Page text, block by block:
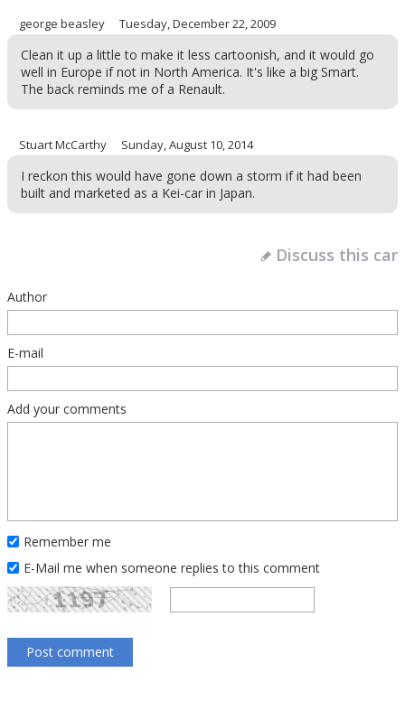
george beasley Tuesday, December 22, 2009
Clean it up a little to make it less cartoonish, and it would go
well in Europe if not in North America. It's like a big Smart.
The back reminds me of a Renault.
Stuart McCarthy Sunday, August 10, 2014
I reckon this would have gone down a storm if it had been
built and marketed as a Kei-car in Japan.
Discuss this car
Author
E-mail
Add your comments
Remember me
E-Mail me when someone replies to this comment